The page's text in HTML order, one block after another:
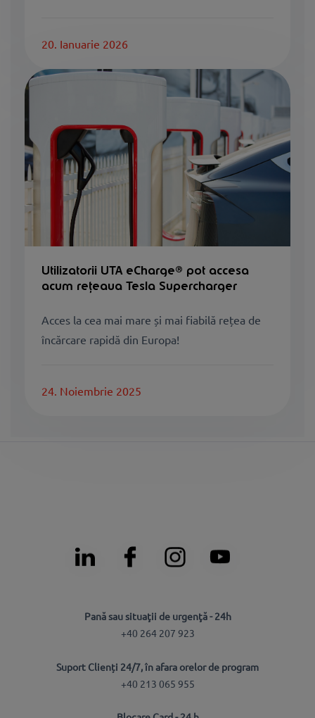
20. Ianuarie 2026
Utilizatorii UTA eCharge® pot accesa
acum rețeaua Tesla Supercharger
Acces la cea mai mare și mai fiabilă rețea de
încărcare rapidă din Europa!
24. Noiembrie 2025
Pană sau situaţii de urgenţă - 24h
+40 264 207 923
Suport Clienți 24/7, în afara orelor de program
+40 213 065 955